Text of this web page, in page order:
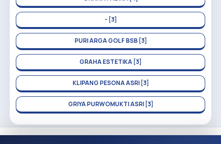
- [3]
PURI ARGA GOLF BSB [3]
GRAHA ESTETIKA [3]
KLIPANG PESONA ASRI [3]
GRIYA PURWOMUKTI ASRI [3]